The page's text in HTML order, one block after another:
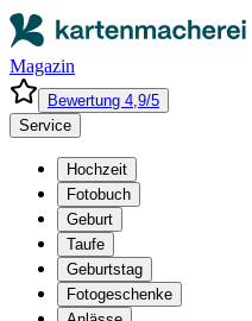
Magazin
Bewertung 4,9/5
Service
Hochzeit
Fotobuch
Geburt
Taufe
Geburtstag
Fotogeschenke